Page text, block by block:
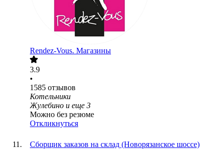
Rendez-Vous. Магазины
3.9
•
1585 отзывов
Котельники
Жулебино и еще 3
Можно без резюме
Откликнуться
Сборщик заказов на склад (Новорязанское шоссе)